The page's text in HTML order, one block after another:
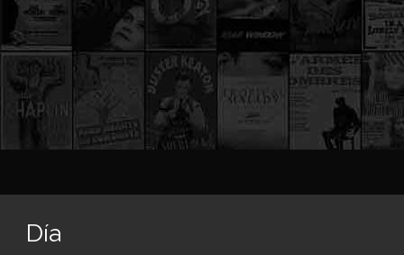
Día